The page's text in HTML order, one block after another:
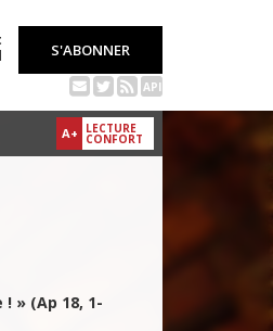
S'ABONNER
API
A+ LECTURE
CONFORT
» (Ap 18, 1-